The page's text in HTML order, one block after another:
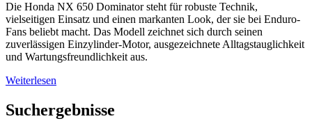
Die Honda NX 650 Dominator steht für robuste Technik,
vielseitigen Einsatz und einen markanten Look, der sie bei Enduro-
Fans beliebt macht. Das Modell zeichnet sich durch seinen
zuverlässigen Einzylinder-Motor, ausgezeichnete Alltagstauglichkeit
und Wartungsfreundlichkeit aus.
Weiterlesen
Suchergebnisse